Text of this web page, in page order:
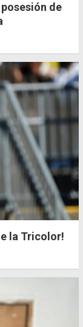
de
la Tricolor!